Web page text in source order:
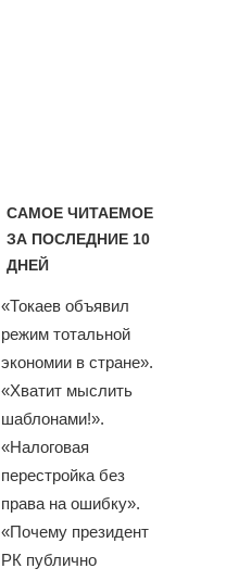
САМОЕ ЧИТАЕМОЕ
ЗА ПОСЛЕДНИЕ 10
ДНЕЙ
«Токаев объявил
режим тотальной
экономии в стране».
«Хватит мыслить
шаблонами!».
«Налоговая
перестройка без
права на ошибку».
«Почему президент
РК публично